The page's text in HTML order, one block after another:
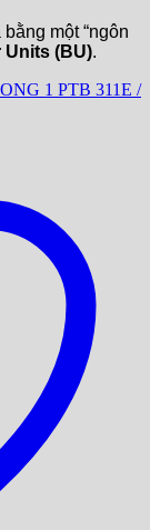
một “ngôn
Units (BU).